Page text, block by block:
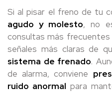
Si al pisar el freno de tu
agudo y molesto, no
consultas más
señales más claras de
sistema de frenado.
de alarma, conviene
ruido anormal para